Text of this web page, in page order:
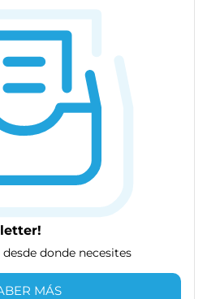
donde necesites
MÁS